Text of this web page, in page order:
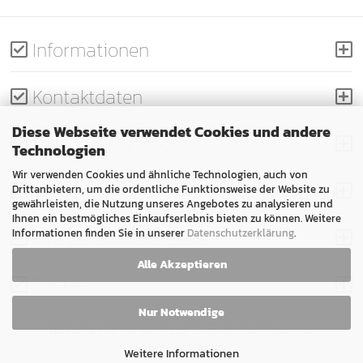
Diese Webseite verwendet Cookies und andere
Technologien
Wir verwenden Cookies und ähnliche Technologien, auch von
Drittanbietern, um die ordentliche Funktionsweise der Website zu
gewährleisten, die Nutzung unseres Angebotes zu analysieren und
Ihnen ein bestmögliches Einkaufserlebnis bieten zu können. Weitere
Informationen finden Sie in unserer Datenschutzerklärung.
Alle Akzeptieren
Nur Notwendige
Weitere Informationen
Informationen
Kontaktdaten
Zahlungsmethoden
Versand
Ihre persönliche Seite
Socials
Alle Preise sind inkl. MwSt., zzgl.Versandkosten|Impressum
Cookie Einstellungen